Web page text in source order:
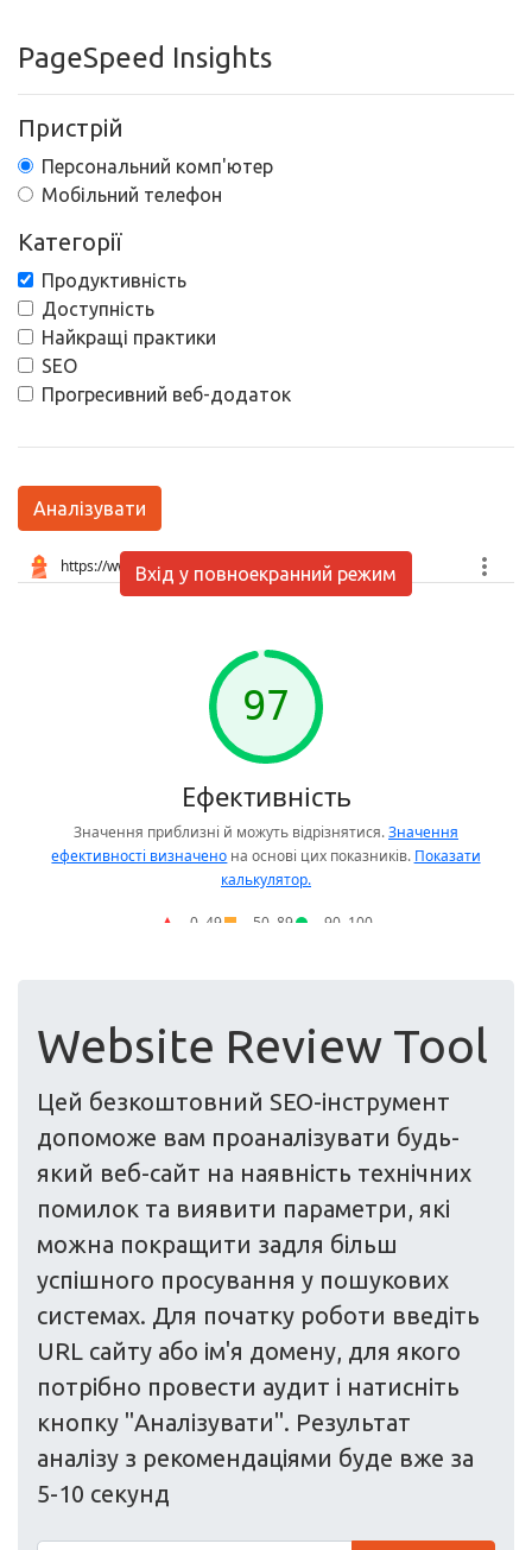
PageSpeed Insights
Пристрій
Персональний комп'ютер
Мобільний телефон
Категорії
Продуктивність
Доступність
Найкращі практики
SEO
Прогресивний веб-додаток
Аналізувати
Вхід у повноекранний режим
Website Review Tool
Цей безкоштовний SEO-інструмент
допоможе вам проаналізувати будь-
який веб-сайт на наявність технічних
помилок та виявити параметри, які
можна покращити задля більш
успішного просування у пошукових
системах. Для початку роботи введіть
URL сайту або ім'я домену, для якого
потрібно провести аудит і натисніть
кнопку "Аналізувати". Результат
аналізу з рекомендаціями буде вже за
5-10 секунд